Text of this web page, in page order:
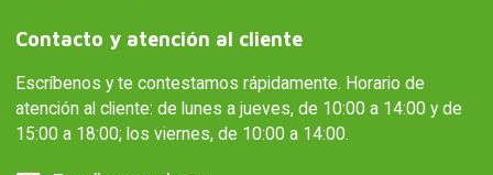
Contacto y atención al cliente
Escríbenos y te contestamos rápidamente. Horario de
atención al cliente: de lunes a jueves, de 10:00 a 14:00 y de
15:00 a 18:00; los viernes, de 10:00 a 14:00.